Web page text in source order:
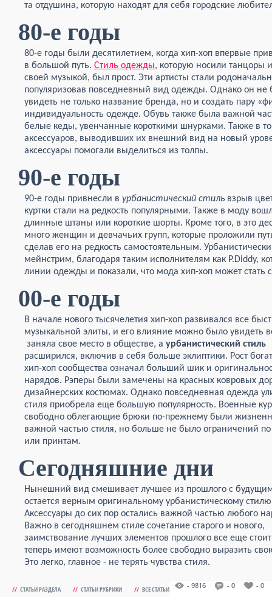
та отдушина, которую находят для себя городские
80-е годы
80-е годы были десятилетием, когда хип-хоп впервые
в большой путь. Стиль одежды, которую носили танцоры
своей музыкой, был прост. Эти артисты стали
популяризовав повседневный вид одежды. Однако он
увидеть не только название бренда, но и создать пару
индивидуальность одежде. Обувь также была важной
белые кеды, увенчанные короткими шнурками. Также в
аксессуаров, выводивших их внешний вид на новый
аксессуары помогали выделиться из толпы.
90-е годы
90-е годы привнесли в урбанистический стиль взрыв
куртки стали на редкость популярными. Также в моду
длинные штаны или короткие шорты. Кроме того, в это
много женщин и девчачьих групп, которые проложили
сделав его на редкость самостоятельным.
мейнстрим, благодаря таким исполнителям как P.Diddy,
линии одежды и показали, что мода хип-хоп может стать
00-е годы
В начале нового тысячелетия хип-хоп развивался все
музыкальной элиты, и его влияние можно было увидеть
заняла свое место в обществе, а урбанистический стиль
расширился, включив в себя больше эклиптики. Рост
хип-хоп сообщества означал больший шик и
нарядов. Рэперы были замечены на красных ковровых
дизайнерских костюмах. Однако повседневная одежда
стиля приобрела еще большую популярность. Военные
свободно облегающие брюки по-прежнему были
важной частью стиля, но больше не было ограничений по
или принтам.
Сегодняшние дни
Нынешний вид смешивает лучшее из прошлого с
остается верным оригинальному урбанистическому
Аксессуары до сих пор остались важной частью любого
Важно в сегодняшнем стиле сочетание старого и нового,
заимствование лучших элементов прошлого все еще
теперь имеют возможность более свободно выразить
Это легко, главное - не терять чувства стиля.
// СТАТЬИ РАЗДЕЛА // СТАТЬИ РУБРИКИ // ВСЕ СТАТЬИ - 9816 - 0 - 0